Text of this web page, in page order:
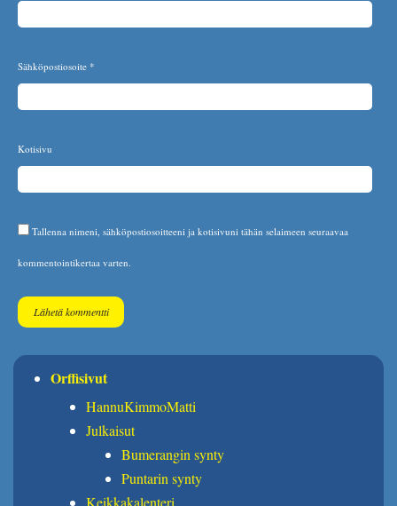
Sähköpostiosoite *
Kotisivu
Tallenna nimeni, sähköpostiosoitteeni ja kotisivuni tähän selaimeen seuraavaa
kommentointikertaa varten.
Orffisivut
HannuKimmoMatti
Julkaisut
Bumerangin synty
Puntarin synty
Keikkakalenteri